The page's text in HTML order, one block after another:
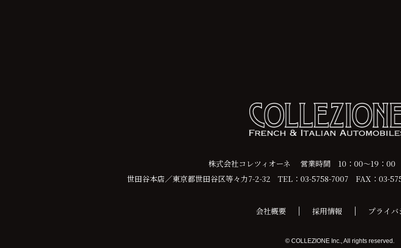
株式会社コレツィオーネ 営業時間 10：00～19：00
世田谷本店／東京都世田谷区等々力7-2-32
TEL：03-5758-7007 FAX：03-
会社概要 採用情報 プライ
© COLLEZIONE Inc., All rights reserved.